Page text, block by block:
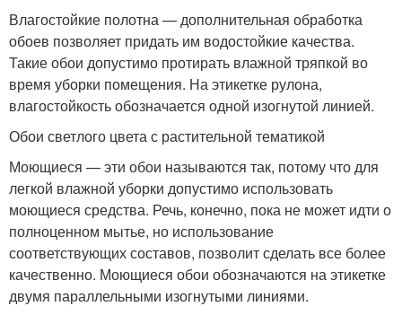
Влагостойкие полотна — дополнительная обработка
обоев позволяет придать им водостойкие качества.
Такие обои допустимо протирать влажной тряпкой во
время уборки помещения. На этикетке рулона,
влагостойкость обозначается одной изогнутой линией.
Обои светлого цвета с растительной тематикой
Моющиеся — эти обои называются так, потому что для
легкой влажной уборки допустимо использовать
моющиеся средства. Речь, конечно, пока не может идти о
полноценном мытье, но использование
соответствующих составов, позволит сделать все более
качественно. Моющиеся обои обозначаются на этикетке
двумя параллельными изогнутыми линиями.